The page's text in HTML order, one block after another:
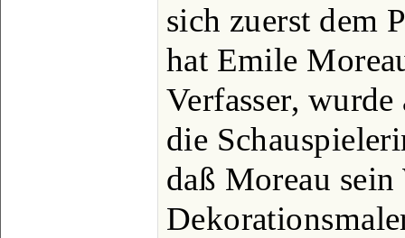
sich zuerst dem
hat Emile
Verfasser,
die
daß Moreau